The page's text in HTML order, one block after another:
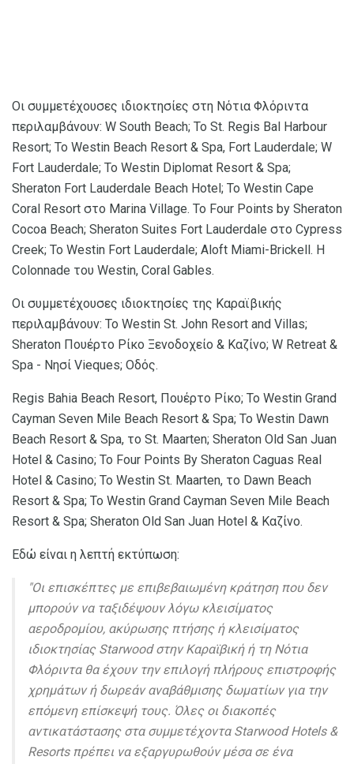
Οι συμμετέχουσες ιδιοκτησίες στη Νότια Φλόριντα
περιλαμβάνουν: W South Beach; Το St. Regis Bal Harbour
Resort; Το Westin Beach Resort & Spa, Fort Lauderdale; W
Fort Lauderdale; Το Westin Diplomat Resort & Spa;
Sheraton Fort Lauderdale Beach Hotel; Το Westin Cape
Coral Resort στο Marina Village. Το Four Points by Sheraton
Cocoa Beach; Sheraton Suites Fort Lauderdale στο Cypress
Creek; Το Westin Fort Lauderdale; Aloft Miami-Brickell. Η
Colonnade του Westin, Coral Gables.
Οι συμμετέχουσες ιδιοκτησίες της Καραϊβικής
περιλαμβάνουν: Το Westin St. John Resort and Villas;
Sheraton Πουέρτο Ρίκο Ξενοδοχείο & Καζίνο; W Retreat &
Spa - Νησί Vieques; Οδός.
Regis Bahia Beach Resort, Πουέρτο Ρίκο; Το Westin Grand
Cayman Seven Mile Beach Resort & Spa; Το Westin Dawn
Beach Resort & Spa, το St. Maarten; Sheraton Old San Juan
Hotel & Casino; Το Four Points By Sheraton Caguas Real
Hotel & Casino; Το Westin St. Maarten, το Dawn Beach
Resort & Spa; Το Westin Grand Cayman Seven Mile Beach
Resort & Spa; Sheraton Old San Juan Hotel & Καζίνο.
Εδώ είναι η λεπτή εκτύπωση:
"Οι επισκέπτες με επιβεβαιωμένη κράτηση που δεν
μπορούν να ταξιδέψουν λόγω κλεισίματος
αεροδρομίου, ακύρωσης πτήσης ή κλεισίματος
ιδιοκτησίας Starwood στην Καραϊβική ή τη Νότια
Φλόριντα θα έχουν την επιλογή πλήρους επιστροφής
χρημάτων ή δωρεάν αναβάθμισης δωματίων για την
επόμενη επίσκεψή τους. Όλες οι διακοπές
αντικατάστασης στα συμμετέχοντα Starwood Hotels &
Resorts πρέπει να εξαργυρωθούν μέσα σε ένα